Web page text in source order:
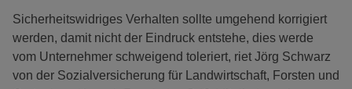
Sicherheitswidriges Verhalten sollte umgehend korrigiert
werden, damit nicht der Eindruck entstehe, dies werde
vom Unternehmer schweigend toleriert, riet Jörg Schwarz
von der Sozialversicherung für Landwirtschaft, Forsten und